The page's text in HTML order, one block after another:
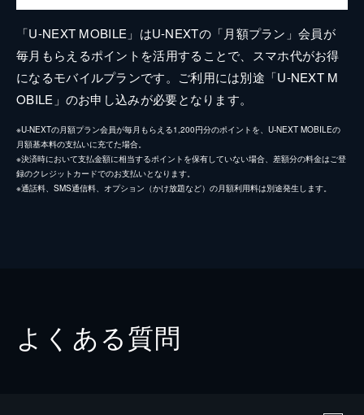
「U-NEXT MOBILE」はU-NEXTの「月額プラン」会員が
毎月もらえるポイントを活用することで、スマホ代がお得
になるモバイルプランです。ご利用には別途「U-NEXT M
OBILE」のお申し込みが必要となります。
※U-NEXTの月額プラン会員が毎月もらえる1,200円分のポイントを、U-NEXT MOBILEの
月額基本料の支払いに充てた場合。
※決済時において支払金額に相当するポイントを保有していない場合、差額分の料金はご登
録のクレジットカードでのお支払いとなります。
※通話料、SMS通信料、オプション（かけ放題など）の月額利用料は別途発生します。
よくある質問